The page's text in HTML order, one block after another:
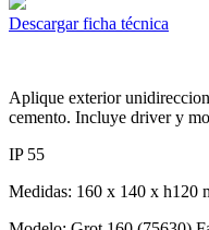
Descargar ficha técnica
Aplique exterior
cemento. Incluye driver y
IP 55
Medidas: 160 x 140 x h120